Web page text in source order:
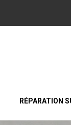
RÉPARATION